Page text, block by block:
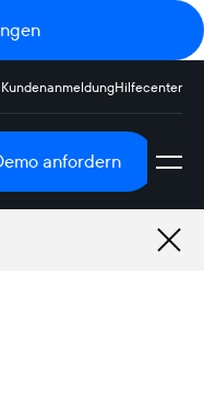
KundenanmeldungHilfecenter
anfordern